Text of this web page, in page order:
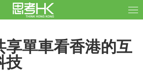
享單車看香港的互
技